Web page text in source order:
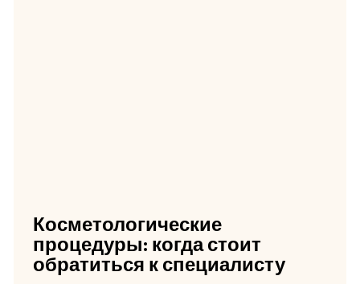
Косметологические
процедуры: когда стоит
обратиться к специалисту